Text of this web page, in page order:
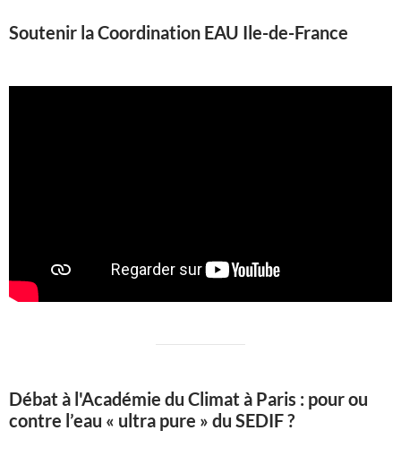
Soutenir la Coordination EAU Ile-de-France
Débat à l'Académie du Climat à Paris : pour ou
contre l’eau « ultra pure » du SEDIF ?